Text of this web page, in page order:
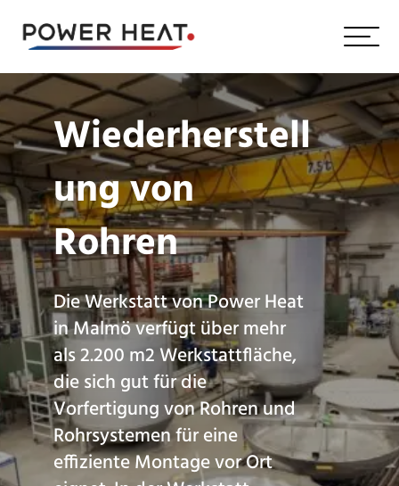
Wiederherstell
ung von
Rohren
Die Werkstatt von Power Heat
in Malmö verfügt über mehr
als 2.200 m2 Werkstattfläche,
die sich gut für die
Vorfertigung von Rohren und
Rohrsystemen für eine
effiziente Montage vor Ort